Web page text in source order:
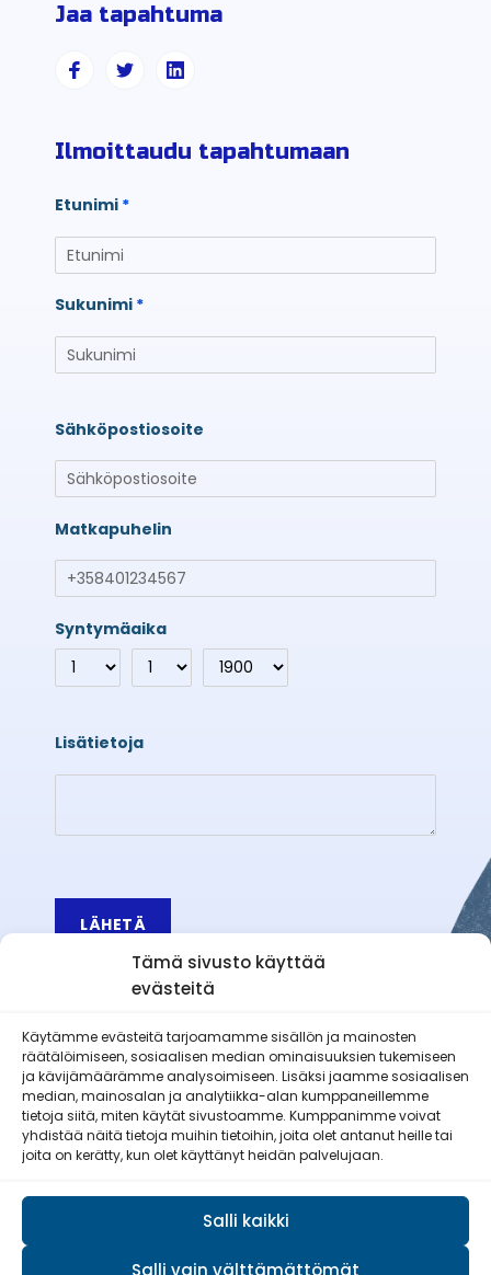
Tämä sivusto käyttää
evästeitä
Käytämme evästeitä tarjoamamme sisällön ja mainosten
räätälöimiseen, sosiaalisen median ominaisuuksien tukemiseen
ja kävijämäärämme analysoimiseen. Lisäksi jaamme sosiaalisen
median, mainosalan ja analytiikka-alan kumppaneillemme
tietoja siitä, miten käytät sivustoamme. Kumppanimme voivat
yhdistää näitä tietoja muihin tietoihin, joita olet antanut heille tai
joita on kerätty, kun olet käyttänyt heidän palvelujaan.
Salli kaikki
Salli vain välttämättömät
Jaa tapahtuma
Ilmoittaudu tapahtumaan
Etunimi
Sukunimi
Sähköpostiosoite
Matkapuhelin
Syntymäaika
Lisätietoja
LÄHETÄ
Äetsän Reserviläiset ry
Pirkan Viesti